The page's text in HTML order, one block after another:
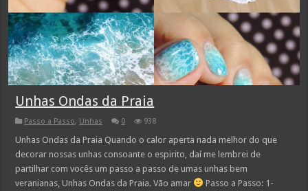
Unhas Ondas da Praia
Passo a Passo, Unhas 0 938
Unhas Ondas da Praia Quando o calor aperta nada melhor do que
decorar nossas unhas consoante o espirito, daí me lembrei de
partilhar com vocês um passo a passo de umas unhas bem
veranianas, Unhas Ondas da Praia. Vão amar
Passo a Passo: 1-